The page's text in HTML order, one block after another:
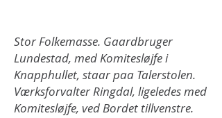
Stor Folkemasse. Gaardbruger
Lundestad, med Komitesløjfe i
Knapphullet, staar paa Talerstolen.
Værksforvalter Ringdal, ligeledes med
Komitesløjfe, ved Bordet tillvenstre.